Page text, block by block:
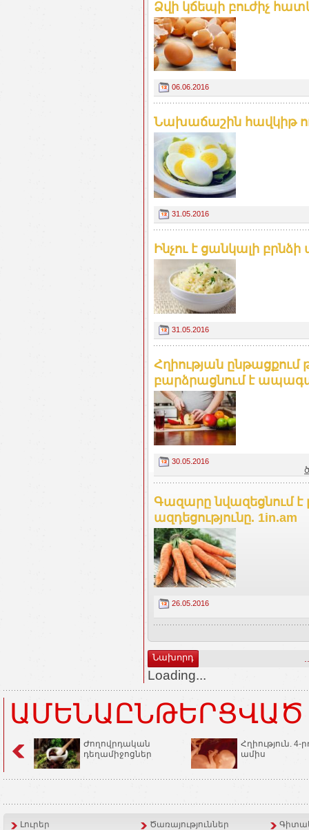
Ձվի կճեպի բուժիչ
06.06.2016
Նախաճաշին հավկիթ
31.05.2016
Ինչու է ցանկալի
31.05.2016
Հղիության ընթացքում
բարձրացնում է
30.05.2016
Գազարը նվազեցնում
ազդեցությունը. 1in.am
26.05.2016
Նախորդ
Loading...
Ժողովրդական
դեղամիջոցներ
Հղիություն. 4-
ամիս
Լուրեր Ծառայություններ